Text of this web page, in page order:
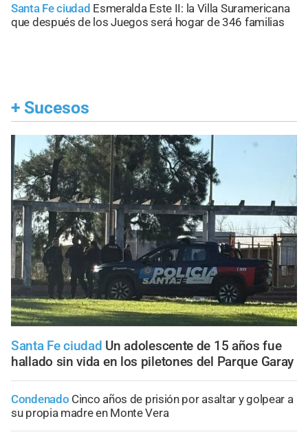
Santa Fe ciudad Esmeralda Este II: la Villa Suramericana
que después de los Juegos será hogar de 346 familias
+ Sucesos
Santa Fe ciudad Un adolescente de 15 años fue
hallado sin vida en los piletones del Parque Garay
Condenado Cinco años de prisión por asaltar y golpear a
su propia madre en Monte Vera